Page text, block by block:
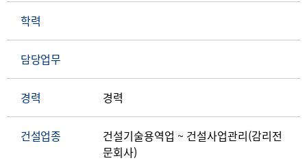
학력
담당업무
경력 경력
건설업종
건설기술용역업 ~ 건설사업관리(감리전
문회사)